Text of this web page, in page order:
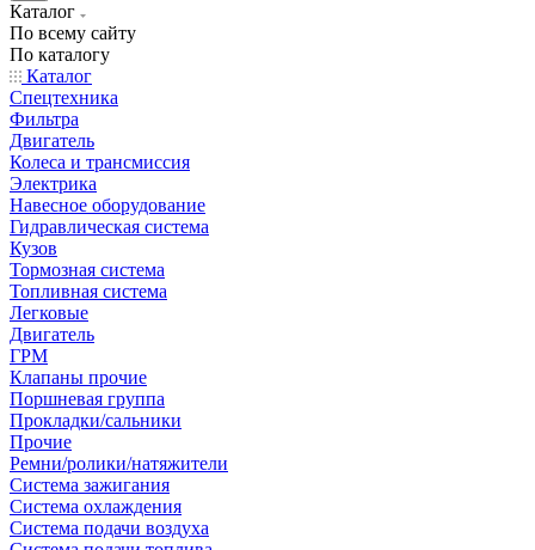
Каталог
По всему сайту
По каталогу
Каталог
Спецтехника
Фильтра
Двигатель
Колеса и трансмиссия
Электрика
Навесное оборудование
Гидравлическая система
Кузов
Тормозная система
Топливная система
Легковые
Двигатель
ГРМ
Клапаны прочие
Поршневая группа
Прокладки/сальники
Прочие
Ремни/ролики/натяжители
Система зажигания
Система охлаждения
Система подачи воздуха